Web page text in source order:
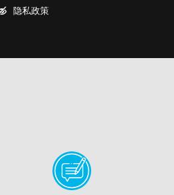
隐私政策